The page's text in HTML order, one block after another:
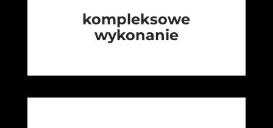
kompleksowe
wykonanie